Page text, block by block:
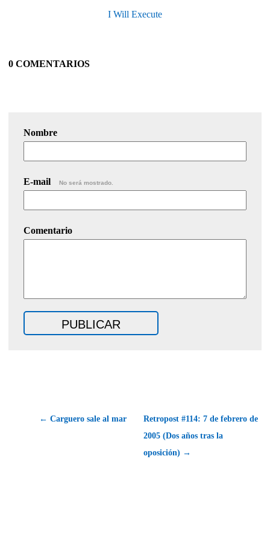
I Will Execute
0 COMENTARIOS
Nombre
E-mail No será mostrado.
Comentario
← Carguero sale al mar
Retropost #114: 7 de febrero de
2005 (Dos años tras la
oposición) →